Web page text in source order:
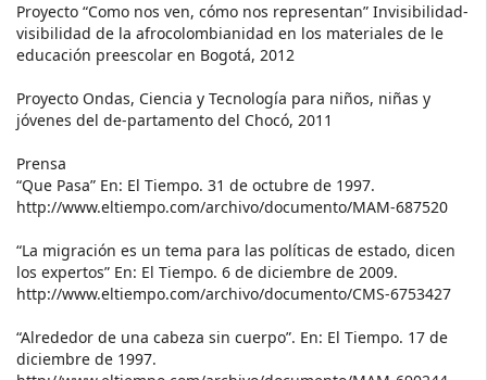
Proyecto “Como nos ven, cómo nos representan” Invisibilidad-
visibilidad de la afrocolombianidad en los materiales de le
educación preescolar en Bogotá, 2012
Proyecto Ondas, Ciencia y Tecnología para niños, niñas y
jóvenes del de-partamento del Chocó, 2011
Prensa
“Que Pasa” En: El Tiempo. 31 de octubre de 1997.
http://www.eltiempo.com/archivo/documento/MAM-687520
“La migración es un tema para las políticas de estado, dicen
los expertos” En: El Tiempo. 6 de diciembre de 2009.
http://www.eltiempo.com/archivo/documento/CMS-6753427
“Alrededor de una cabeza sin cuerpo”. En: El Tiempo. 17 de
diciembre de 1997.